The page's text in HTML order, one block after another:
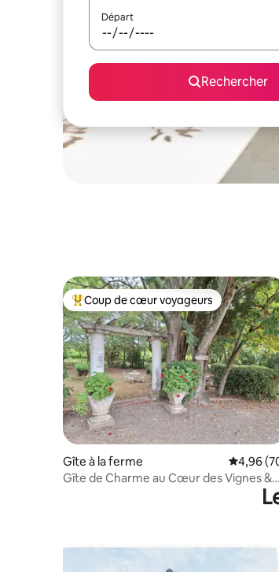
Départ
Rechercher
Coups de cœur voyageurs les plus
Coup de cœur voyageurs
Gîte à la ferme
4,96
Gîte de Charme au Cœur des Vignes &